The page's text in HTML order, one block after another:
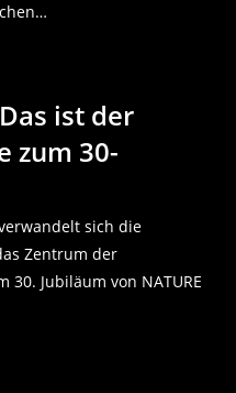
ist der
zum 30-
sich die
Zentrum der
30. Jubiläum von NATURE